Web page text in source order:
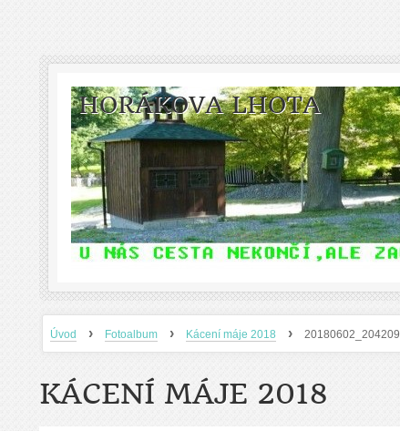
HORÁKOVA LHOTA
Úvod › Fotoalbum › Kácení máje 2018 › 20180602_204209
KÁCENÍ MÁJE 2018